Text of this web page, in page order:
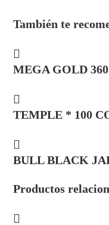
También te
MEGA GOLD 360
TEMPLE * 100
BULL BLACK
Productos